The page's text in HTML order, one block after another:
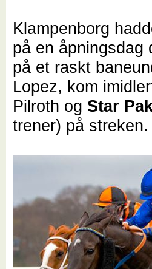
Klampenborg
på en åpningsdag
på et raskt
Lopez, kom
Pilroth og Star
trener) på streken.